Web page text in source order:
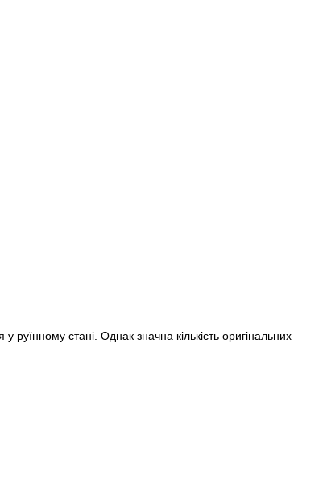
стані. Однак значна кількість оригінальних